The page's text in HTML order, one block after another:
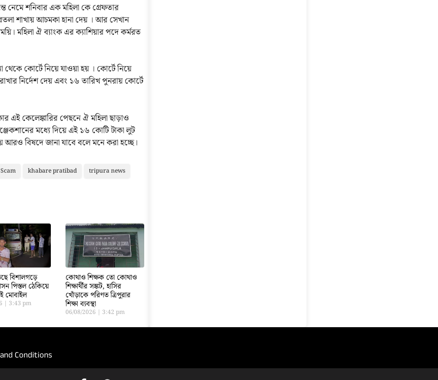
নেমে শনিবার এক মহিলা কে গ্রেফতার
শাখায় আচমকা হানা দেয় । আর সেখান
মহিলা ঐ ব্যাংক এর ক্যাশিয়ার পদে কর্মরত
কোর্টে নিয়ে যাওয়া হয় । কোর্টে নিয়ে
নির্দেশ দেয় এবং ১৬ তারিখ পুনরায় কোর্টে
এই কেলেঙ্কারির পেছনে ঐ মহিলা ছাড়াও
মধ্যে দিয়ে এই ১৬ কোটি টাকা লুট
আরও বিষদে জানা যাবে বলে মনে করা হচ্ছে।
khabare pratibad tripura news
বিশালগড়ে
পিস্তল ঠেকিয়ে
মোবাইল
3:43 pm
কোথাও শিক্ষক তো কোথাও
শিক্ষার্থীর সঙ্কট, হাসির
খোঁড়াকে পরিণত ত্রিপুরার
শিক্ষা ব্যবস্থা
06/08/2026 3:42 pm
Conditions